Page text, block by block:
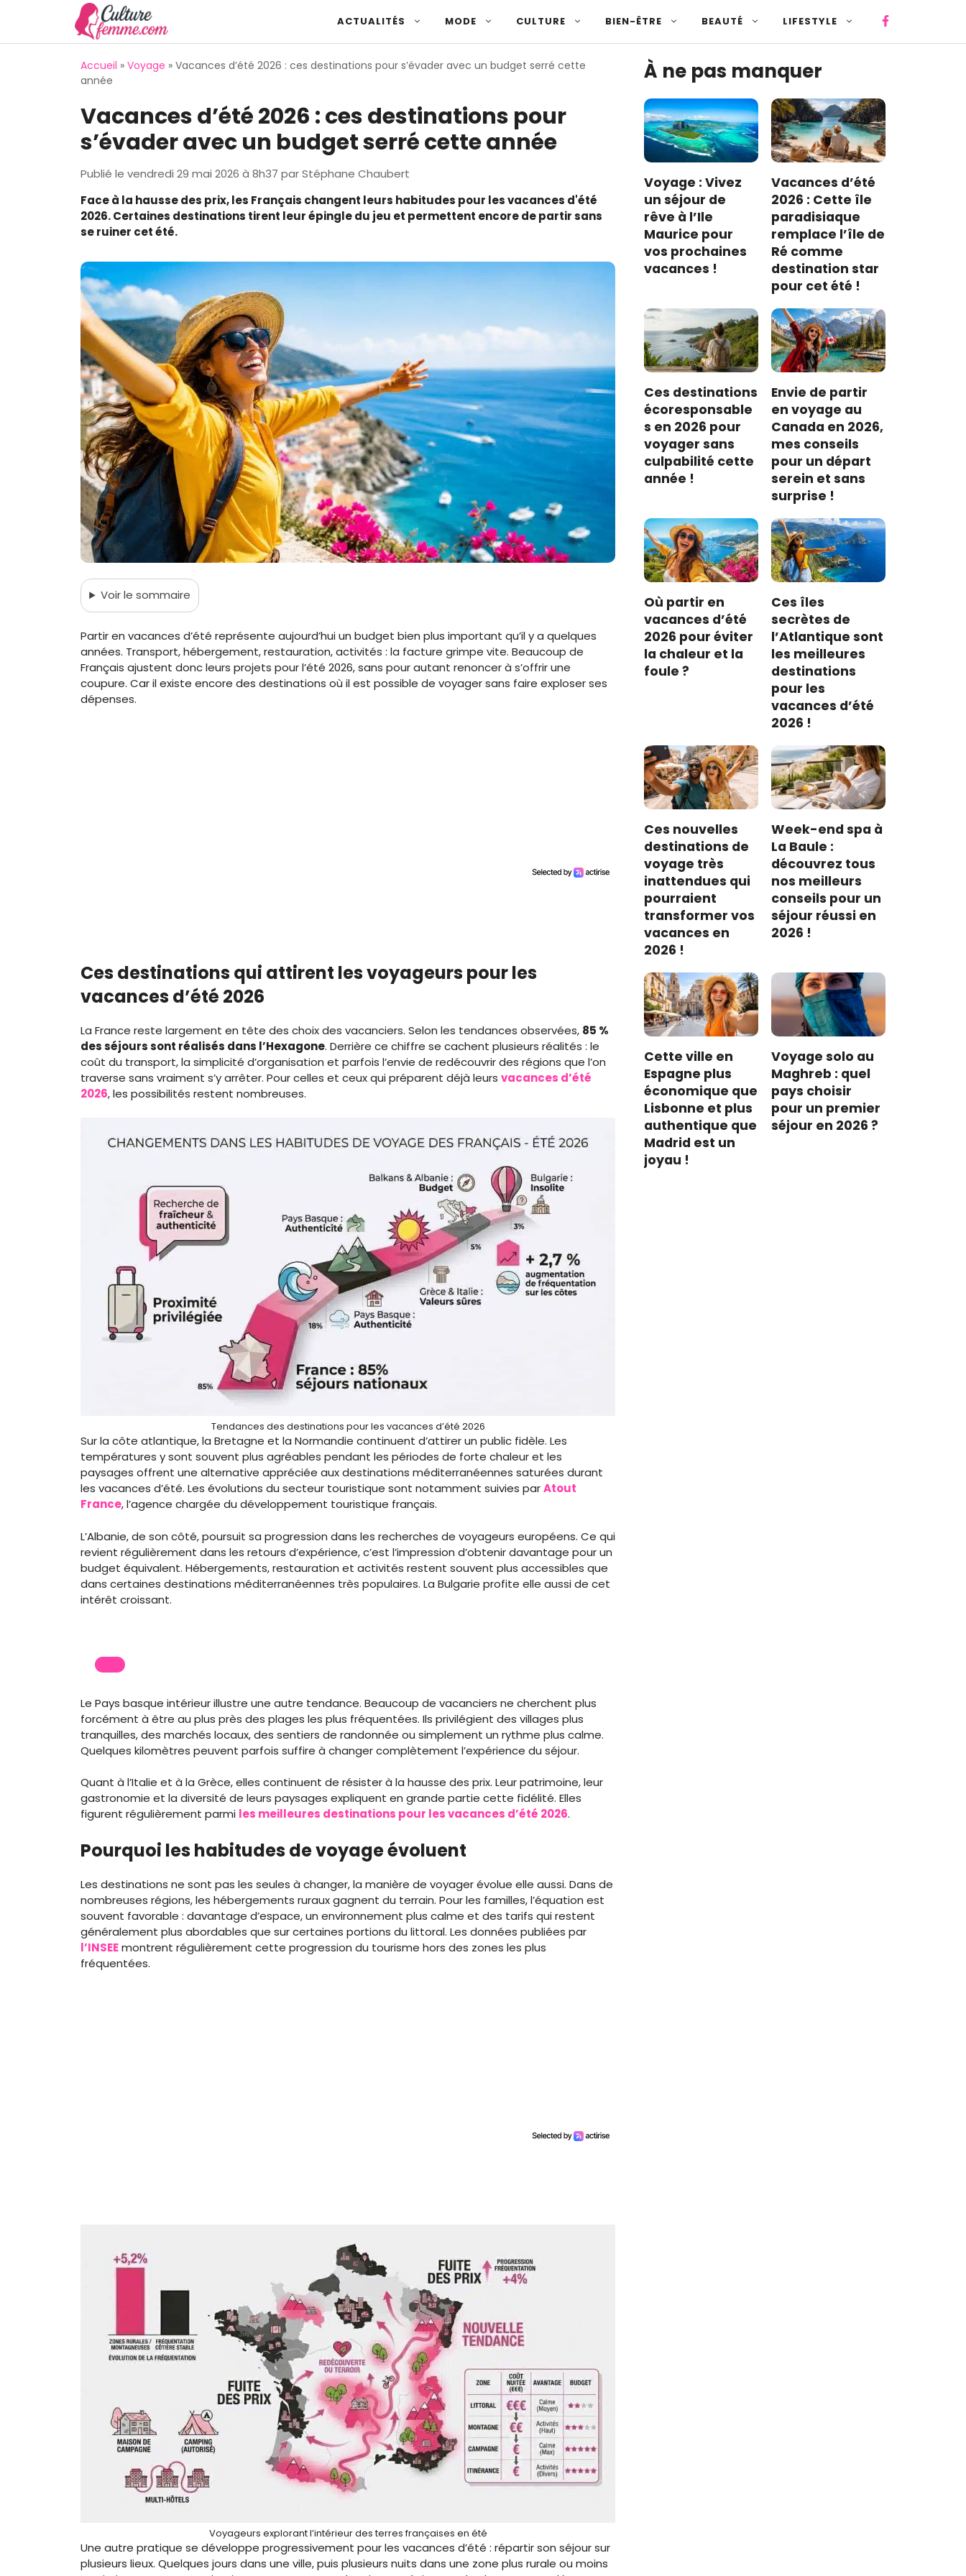
ACTUALITÉS MODE CULTURE BIEN-ÊTRE BEAUTÉ LIFESTYLE
Accueil » Voyage » Vacances d’été 2026 : ces destinations pour s’évader avec un budget serré cette
année
Vacances d’été 2026 : ces destinations pour
s’évader avec un budget serré cette année
Publié le vendredi 29 mai 2026 à 8h37 parStéphane Chaubert
Face à la hausse des prix, les Français changent leurs habitudes pour les vacances d'été
2026. Certaines destinations tirent leur épingle du jeu et permettent encore de partir sans
se ruiner cet été.
Voirle sommaire
Partir en vacances d’été représente aujourd’hui un budget bien plus important qu’il y a quelques
années. Transport, hébergement, restauration, activités : la facture grimpe vite. Beaucoup de
Français ajustent donc leurs projets pour l’été 2026, sans pour autant renoncer à s’offrir une
coupure. Car il existe encore des destinations où il est possible de voyager sans faire exploser ses
dépenses.
Ces destinations qui attirent les voyageurs pour les
vacances d’été 2026
La France reste largement en tête des choix des vacanciers. Selon les tendances observées, 85 %
des séjours sont réalisés dans l’Hexagone. Derrière ce chiffre se cachent plusieurs réalités : le
coût du transport, la simplicité d’organisation et parfois l’envie de redécouvrir des régions que l’on
traverse sans vraiment s’y arrêter. Pour celles et ceux qui préparent déjà leurs vacances d’été
2026, les possibilités restent nombreuses.
Tendances des destinations pour les vacances d’été 2026
Sur la côte atlantique, la Bretagne et la Normandie continuent d’attirer un public fidèle. Les
températures y sont souvent plus agréables pendant les périodes de forte chaleur et les
paysages offrent une alternative appréciée aux destinations méditerranéennes saturées durant
les vacances d’été. Les évolutions du secteur touristique sont notamment suivies parAtout
France, l’agence chargée du développement touristique français.
L’Albanie, de son côté, poursuit sa progression dans les recherches de voyageurs européens. Ce qui
revient régulièrement dans les retours d’expérience, c’est l’impression d’obtenir davantage pour un
budget équivalent. Hébergements, restauration et activités restent souvent plus accessibles que
dans certaines destinations méditerranéennes très populaires. La Bulgarie profite elle aussi de cet
intérêt croissant.
Le Pays basque intérieur illustre une autre tendance. Beaucoup de vacanciers ne cherchent plus
forcément à être au plus près des plages les plus fréquentées. Ils privilégient des villages plus
tranquilles, des marchés locaux, des sentiers de randonnée ou simplement un rythme plus calme.
Quelques kilomètres peuvent parfois suffire à changer complètement l’expérience du séjour.
Quant à l’Italie et à la Grèce, elles continuent de résister à la hausse des prix. Leur patrimoine, leur
gastronomie et la diversité de leurs paysages expliquent en grande partie cette fidélité. Elles
figurent régulièrement parmi les meilleures destinations pour les vacances d’été 2026.
Pourquoi les habitudes de voyage évoluent
Les destinations ne sont pas les seules à changer, la manière de voyager évolue elle aussi. Dans de
nombreuses régions, les hébergements ruraux gagnent du terrain. Pour les familles, l’équation est
souvent favorable : davantage d’espace, un environnement plus calme et des tarifs qui restent
généralement plus abordables que sur certaines portions du littoral. Les données publiées par
l’INSEEmontrent régulièrement cette progression du tourisme hors des zones les plus
fréquentées.
Voyageurs explorant l’intérieur des terres françaises en été
Une autre pratique se développe progressivement pour les vacances d’été : répartir son séjour sur
plusieurs lieux. Quelques jours dans une ville, puis plusieurs nuits dans une zone plus rurale ou moins
À ne pas manquer
Voyage : Vivez
un séjour de
rêve à l’Ile
Maurice pour
vos prochaines
vacances !
Vacances d’été
2026 : Cette île
paradisiaque
remplace l’île de
Ré comme
destination star
pour cet été !
Ces destinations
écoresponsable
s en 2026 pour
voyager sans
culpabilité cette
année !
Envie de partir
en voyage au
Canada en 2026,
mes conseils
pour un départ
serein et sans
surprise !
Où partir en
vacances d’été
2026 pour éviter
la chaleur et la
foule ?
Ces îles
secrètes de
l’Atlantique sont
les meilleures
destinations
pour les
vacances d’été
2026 !
Ces nouvelles
destinations de
voyage très
inattendues qui
pourraient
transformer vos
vacances en
2026 !
Week-end spa à
La Baule :
découvrez tous
nos meilleurs
conseils pour un
séjour réussi en
2026 !
Cette ville en
Espagne plus
économique que
Lisbonne et plus
authentique que
Madrid est un
joyau !
Voyage solo au
Maghreb : quel
pays choisir
pour un premier
séjour en 2026 ?